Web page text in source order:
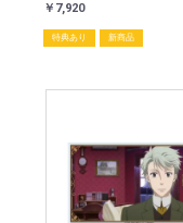
￥7,920
特典あり 新商品